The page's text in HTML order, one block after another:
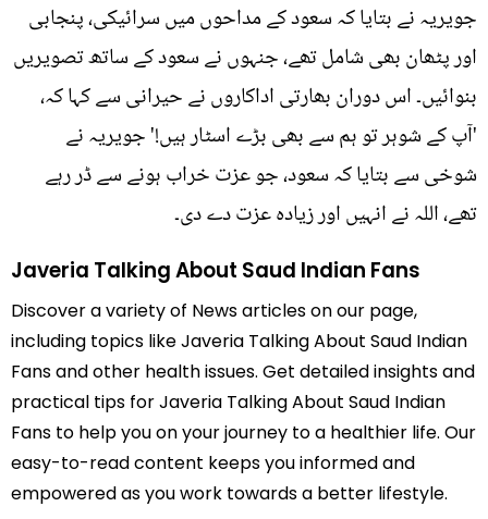
جویریہ نے بتایا کہ سعود کے مداحوں میں سرائیکی، پنجابی
اور پٹھان بھی شامل تھے، جنہوں نے سعود کے ساتھ تصویریں
بنوائیں۔ اس دوران بھارتی اداکاروں نے حیرانی سے کہا کہ،
'آپ کے شوہر تو ہم سے بھی بڑے اسٹار ہیں!' جویریہ نے
شوخی سے بتایا کہ سعود، جو عزت خراب ہونے سے ڈر رہے
تھے، اللہ نے انہیں اور زیادہ عزت دے دی۔
Javeria Talking About Saud Indian Fans
Discover a variety of News articles on our page,
including topics like Javeria Talking About Saud Indian
Fans and other health issues. Get detailed insights and
practical tips for Javeria Talking About Saud Indian
Fans to help you on your journey to a healthier life. Our
easy-to-read content keeps you informed and
empowered as you work towards a better lifestyle.